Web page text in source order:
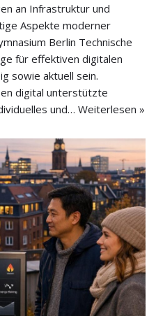
an Infrastruktur und
Aspekte moderner
Berlin Technische
für effektiven digitalen
sowie aktuell sein.
digital unterstützte
und… Weiterlesen »